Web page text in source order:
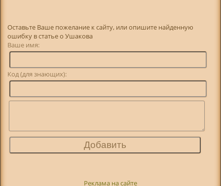
Оставьте Ваше пожелание к сайту, или опишите найденную
ошибку в статье о Ушакова
Ваше имя:
Код (для знающих):
Реклама на сайте